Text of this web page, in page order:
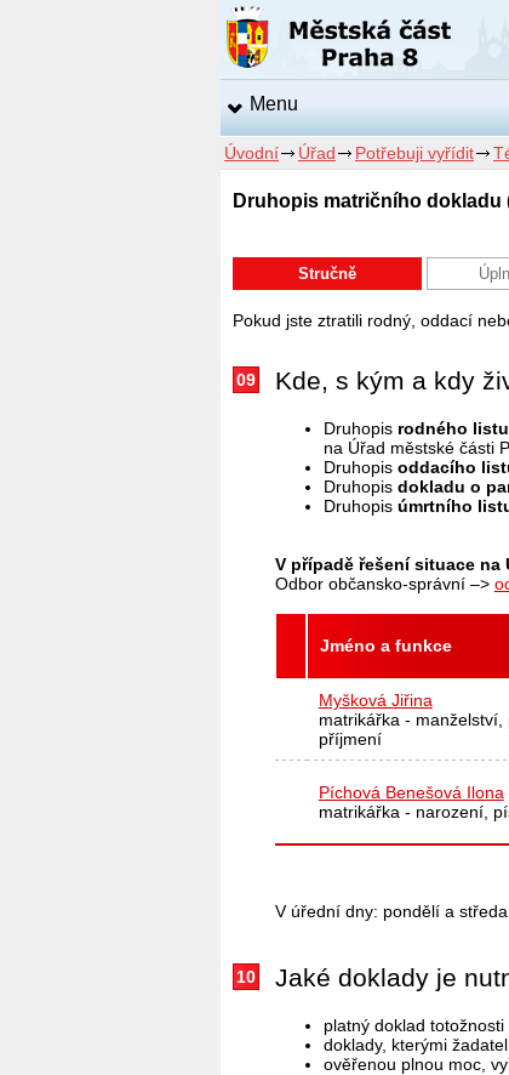
Menu
Úvodní Úřad Potřebuji vyřídit
Druhopis matričního
Stručně
Pokud jste ztratili rodný, oddací
09 Kde, s kým a kdy
Druhopisrodného listu
na Úřad městské části
Druhopis oddacího
Druhopis dokladu o
Druhopis úmrtního
V případě řešení situace na
Odbor občansko-správní –>
Jméno a funkce
Myšková Jiřina
matrikářka -
příjmení
Píchová Benešová Ilona
matrikářka - narození,
V úřední dny: pondělí a
10 Jaké doklady je
platný doklad
doklady, kterými
ověřenou plnou moc,